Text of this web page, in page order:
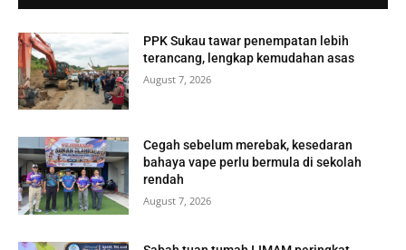
PPK Sukau tawar penempatan lebih
terancang, lengkap kemudahan asas
August 7, 2026
Cegah sebelum merebak, kesedaran
bahaya vape perlu bermula di sekolah
rendah
August 7, 2026